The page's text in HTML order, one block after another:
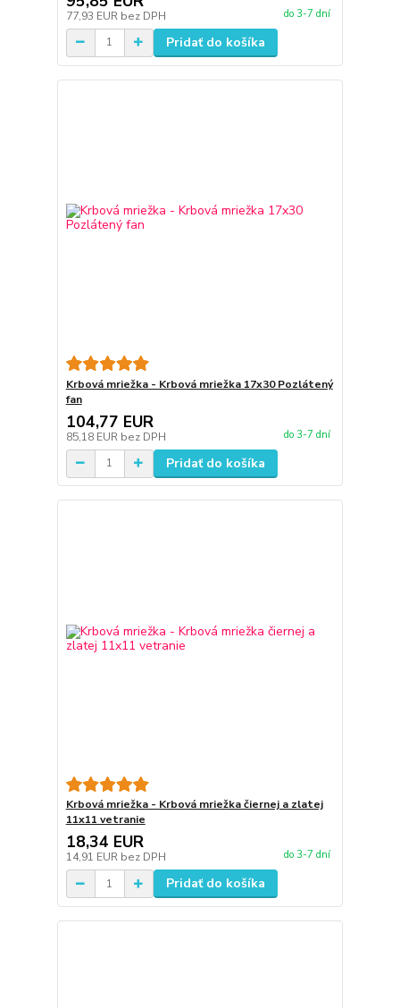
77,93 EUR bez DPH do 3-7 dní
Pridať do košíka
Krbová mriežka - Krbová mriežka 17x30 Pozlátený
fan
104,77 EUR
85,18 EUR bez DPH do 3-7 dní
Pridať do košíka
Krbová mriežka - Krbová mriežka čiernej a zlatej
11x11 vetranie
18,34 EUR
14,91 EUR bez DPH do 3-7 dní
Pridať do košíka